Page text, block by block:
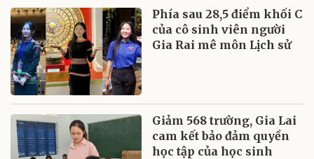
Phía sau 28,5 điểm khối C
của cô sinh viên người
Gia Rai mê môn Lịch sử
Giảm 568 trường, Gia Lai
cam kết bảo đảm quyền
học tập của học sinh